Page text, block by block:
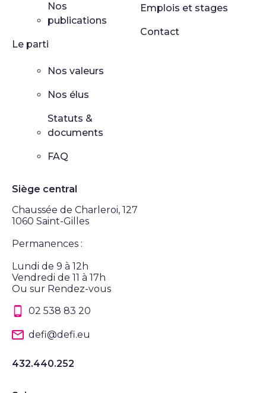
Nos
publications
Le parti
Nos valeurs
Nos élus
Statuts &
documents
FAQ
Emplois et stages
Contact
Siège central
Chaussée de Charleroi, 127
1060 Saint-Gilles
Permanences :
Lundi de 9 à 12h
Vendredi de 11 à 17h
Ou sur Rendez-vous
02 538 83 20
defi@defi.eu
432.440.252